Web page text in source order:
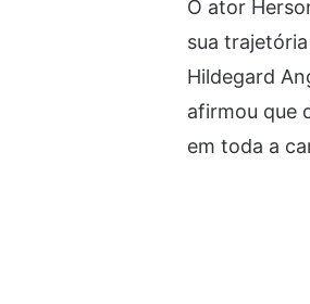
O ator
sua
Hildegard
afirmou que
em toda a